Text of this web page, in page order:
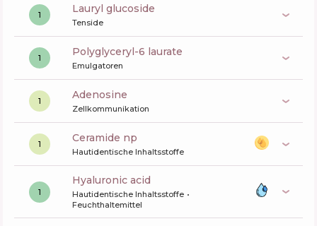
1 lauryl glucoside
Tenside
1 polyglyceryl-6 laurate
Emulgatoren
1 Adenosine
Zellkommunikation
1 ceramide np
Hautidentische Inhaltsstoffe
1
hyaluronic acid
Hautidentische Inhaltsstoffe
Feuchthaltemittel